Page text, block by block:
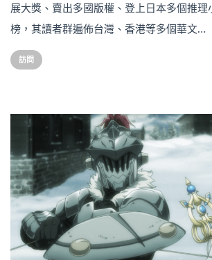
展大獎、賣出多國版權、登上日本多個推
榜，其讀者群遍佈台灣、香港等多個華文…
訪問